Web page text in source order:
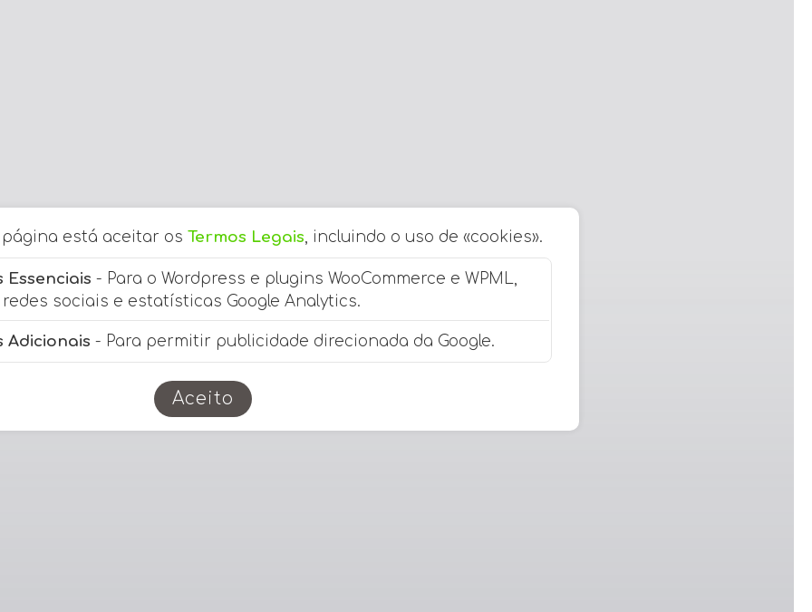
está aceitar os Termos Legais, incluindo o uso de «cookies».
Essenciais - Para o Wordpress e plugins WooCommerce e WPML,
sociais e estatísticas Google Analytics.
Adicionais - Para permitir publicidade direcionada da Google.
Aceito